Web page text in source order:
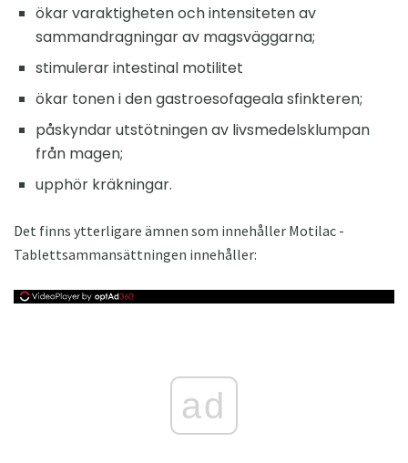
ökar varaktigheten och intensiteten av
sammandragningar av magsväggarna;
stimulerar intestinal motilitet
ökar tonen i den gastroesofageala sfinkteren;
påskyndar utstötningen av livsmedelsklumpan
från magen;
upphör kräkningar.
Det finns ytterligare ämnen som innehåller Motilac -
Tablettsammansättningen innehåller:
ad